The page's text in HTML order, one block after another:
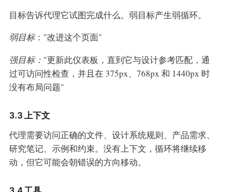
目标告诉代理它试图完成什么。弱目标产生弱循环。
弱目标："改进这个页面"
强目标： "更新此仪表板，直到它与设计参考匹配，通
过可访问性检查，并且在 375px、768px 和 1440px 时
没有布局问题"
3.3 上下文
代理需要访问正确的文件、设计系统规则、产品需求、
研究笔记、示例和约束。没有上下文，循环将继续移
动，但它可能会朝错误的方向移动。